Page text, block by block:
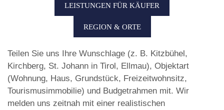
LEISTUNGEN FÜR KÄUFER
REGION & ORTE
Teilen Sie uns Ihre Wunschlage (z. B. Kitzbühel,
Kirchberg, St. Johann in Tirol, Ellmau), Objektart
(Wohnung, Haus, Grundstück, Freizeitwohnsitz,
Tourismusimmobilie) und Budgetrahmen mit. Wir
melden uns zeitnah mit einer realistischen